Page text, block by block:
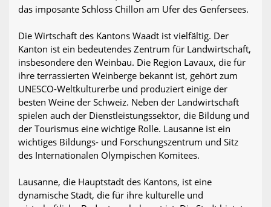
das imposante Schloss Chillon am Ufer des Genfersees.
Die Wirtschaft des Kantons Waadt ist vielfältig. Der
Kanton ist ein bedeutendes Zentrum für Landwirtschaft,
insbesondere den Weinbau. Die Region Lavaux, die für
ihre terrassierten Weinberge bekannt ist, gehört zum
UNESCO-Weltkulturerbe und produziert einige der
besten Weine der Schweiz. Neben der Landwirtschaft
spielen auch der Dienstleistungssektor, die Bildung und
der Tourismus eine wichtige Rolle. Lausanne ist ein
wichtiges Bildungs- und Forschungszentrum und Sitz
des Internationalen Olympischen Komitees.
Lausanne, die Hauptstadt des Kantons, ist eine
dynamische Stadt, die für ihre kulturelle und